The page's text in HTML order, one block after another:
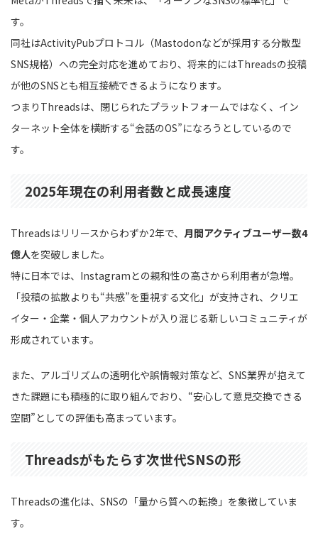
す。
同社はActivityPubプロトコル（Mastodonなどが採用する分散型
SNS規格）への完全対応を進めており、将来的にはThreadsの投稿
が他のSNSとも相互接続できるようになります。
つまりThreadsは、閉じられたプラットフォームではなく、イン
ターネット全体を横断する“会話のOS”になろうとしているので
す。
2025年現在の利用者数と成長速度
Threadsはリリースからわずか2年で、 月間アクティブユーザー数4
億人を突破しました。
特に日本では、Instagramとの親和性の高さから利用者が急増。
「投稿の拡散よりも“共感”を重視する文化」が支持され、クリエ
イター・企業・個人アカウントが入り混じる新しいコミュニティが
形成されています。
また、アルゴリズムの透明化や誤情報対策など、SNS業界が抱えて
きた課題にも積極的に取り組んでおり、“安心して意見交換できる
空間”としての評価も高まっています。
Threadsがもたらす次世代SNSの形
Threadsの進化は、SNSの「量から質への転換」を象徴していま
す。